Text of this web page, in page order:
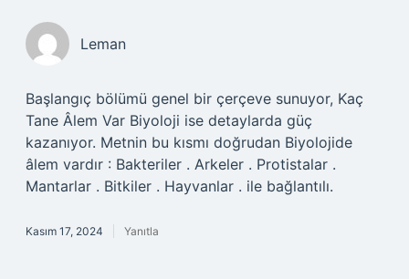
Leman
Başlangıç bölümü genel bir çerçeve sunuyor, Kaç
Tane Âlem Var Biyoloji ise detaylarda güç
kazanıyor. Metnin bu kısmı doğrudan Biyolojide
âlem vardır : Bakteriler . Arkeler . Protistalar .
Mantarlar . Bitkiler . Hayvanlar . ile bağlantılı.
Kasım 17, 2024 Yanıtla